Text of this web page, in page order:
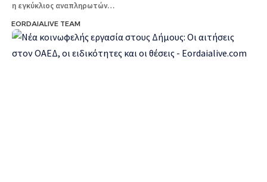
η εγκύκλιος αναπληρωτών…
EORDAIALIVE TEAM